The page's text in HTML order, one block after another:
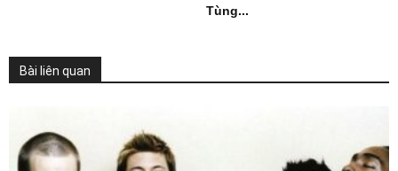
Tùng...
Bài liên quan